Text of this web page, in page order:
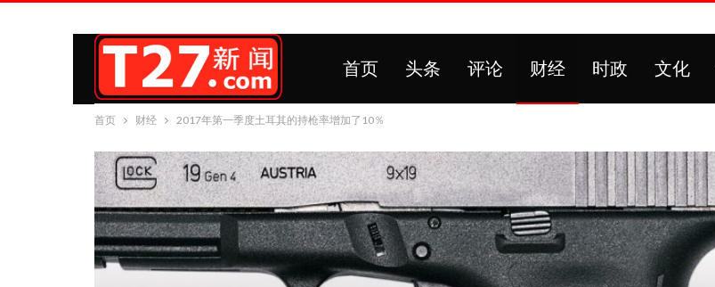
首页 头条 评论 财经 时政 文化
首页 财经 2017年第一季度土耳其的持枪率增加了10％